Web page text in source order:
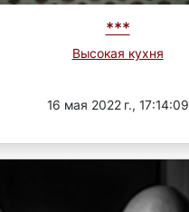
***
Высокая кухня
16 мая 2022 г., 17:14:09